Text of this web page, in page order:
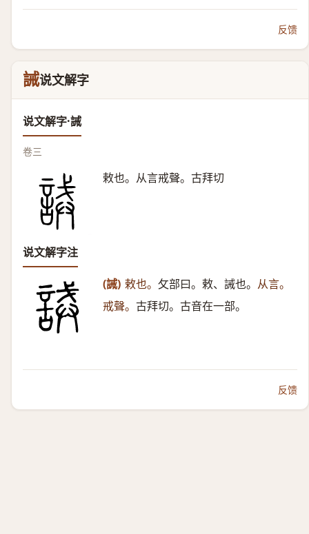
反馈
誡说文解字
说文解字·誡
卷三
敕也。从言戒聲。古拜切
说文解字注
(誡) 敕也。 攵部曰。敕、誡也。 从言。
戒聲。 古拜切。古音在一部。
反馈